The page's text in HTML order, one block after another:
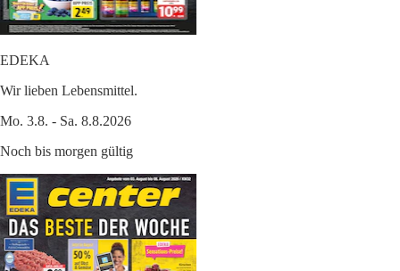
EDEKA
Wir lieben Lebensmittel.
Mo. 3.8. - Sa. 8.8.2026
Noch bis morgen gültig